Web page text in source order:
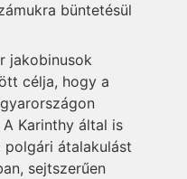
büntetésül
jakobinusok
célja, hogy a
Karinthy által is
átalakulást
sejtszerűen